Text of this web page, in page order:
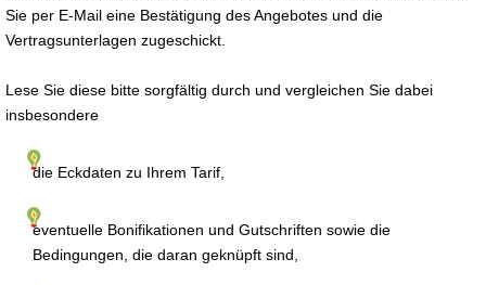
Sie per E-Mail eine Bestätigung des Angebotes und die
Vertragsunterlagen zugeschickt.
Lese Sie diese bitte sorgfältig durch und vergleichen Sie dabei
insbesondere
die Eckdaten zu Ihrem Tarif,
eventuelle Bonifikationen und Gutschriften sowie die
Bedingungen, die daran geknüpft sind,